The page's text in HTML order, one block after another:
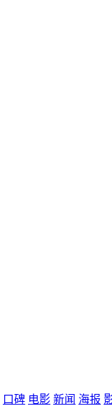
口碑 电影 新闻 海报